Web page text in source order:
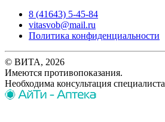
8 (41643) 5-45-84
vitasvob@mail.ru
Политика конфиденциальности
© ВИТА, 2026
Имеются противопоказания.
Необходима консультация специалиста